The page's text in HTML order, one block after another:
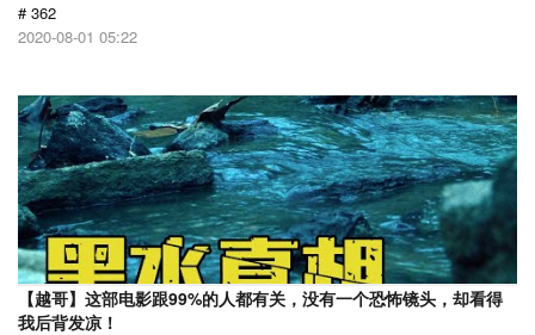
# 362
2020-08-01 05:22
【越哥】这部电影跟99%的人都有关，没有一个恐怖镜头，却看得
我后背发凉！